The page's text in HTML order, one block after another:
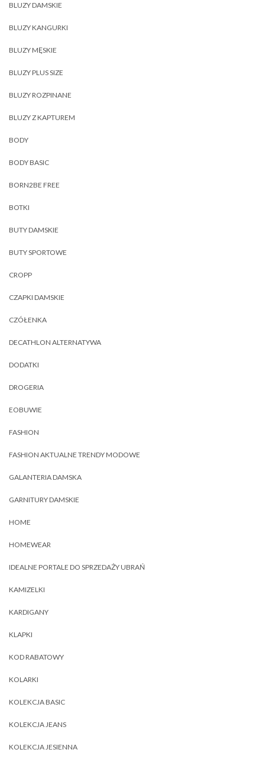
BLUZY DAMSKIE
BLUZY KANGURKI
BLUZY MĘSKIE
BLUZY PLUS SIZE
BLUZY ROZPINANE
BLUZY Z KAPTUREM
BODY
BODY BASIC
BORN2BE FREE
BOTKI
BUTY DAMSKIE
BUTY SPORTOWE
CROPP
CZAPKI DAMSKIE
CZÓŁENKA
DECATHLON ALTERNATYWA
DODATKI
DROGERIA
EOBUWIE
FASHION
FASHION AKTUALNE TRENDY MODOWE
GALANTERIA DAMSKA
GARNITURY DAMSKIE
HOME
HOMEWEAR
IDEALNE PORTALE DO SPRZEDAŻY UBRAŃ
KAMIZELKI
KARDIGANY
KLAPKI
KOD RABATOWY
KOLARKI
KOLEKCJA BASIC
KOLEKCJA JEANS
KOLEKCJA JESIENNA